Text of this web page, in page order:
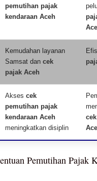
pemutihan pajak
kendaraan Aceh
Kemudahan layanan
Samsat dan cek
pajak Aceh
Akses cek
pemutihan pajak
kendaraan Aceh
meningkatkan disiplin
Pemutihan Pajak